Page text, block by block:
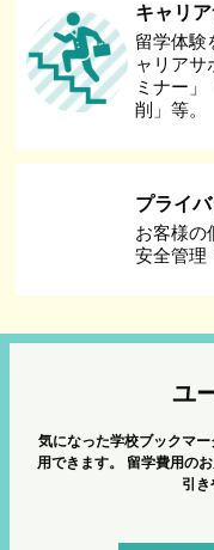
キャリ
留学体験
ャリアサ
ミナー
削」等。
プライ
お客様の
安全管理
ユ
気になった学校ブックマ
用できます。
留学費用の
引き